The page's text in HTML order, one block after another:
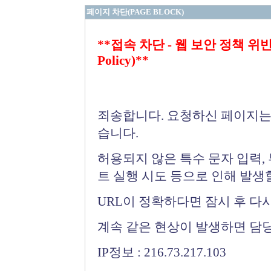
페이지 차단(PAGE BLOCK)
**접속 차단 - 웹 보안 정책 위
Policy)**
죄송합니다. 요청하신 페이지
습니다.
허용되지 않은 특수 문자 입력
트 실행 시도 등으로 인해 발생
URL이 정확하다면 잠시 후 다
계속 같은 현상이 발생하면 담
IP정보 : 216.73.217.103